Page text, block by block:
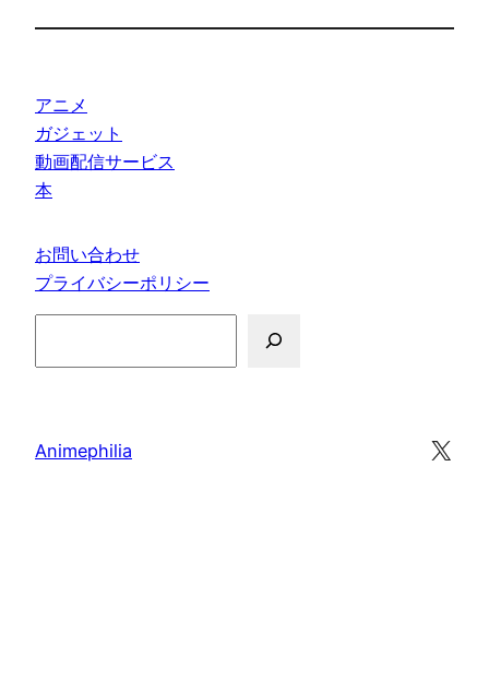
アニメ
ガジェット
動画配信サービス
本
お問い合わせ
プライバシーポリシー
Animephilia X